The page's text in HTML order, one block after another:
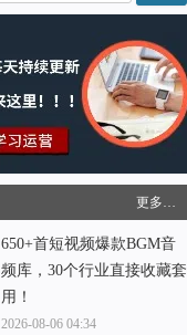
更多…
650+首短视频爆款BGM音
频库，30个行业直接收藏套
用！
2026-08-06 04:34